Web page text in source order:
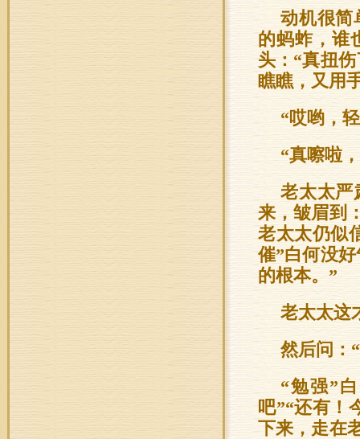
动机很简
的蚂蚱，谁
头：“真扭
瞧瞧，又用
“哎哟，
“真嚓啦
老太太严
来，皱眉到
老太太仍似
催”白何没
的根本。”
老太太这
然后问：
“勉强”
吧”“还有！
下来，走在